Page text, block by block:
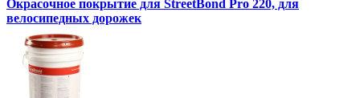
Окрасочное покрытие для StreetBond Pro 220, для
велосипедных дорожек